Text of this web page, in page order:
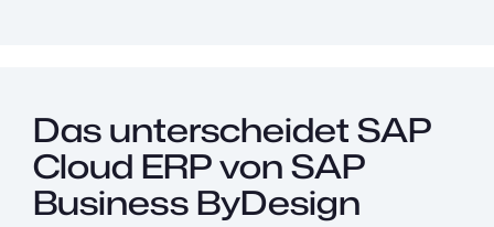
Das unterscheidet SAP
Cloud ERP von SAP
Business ByDesign